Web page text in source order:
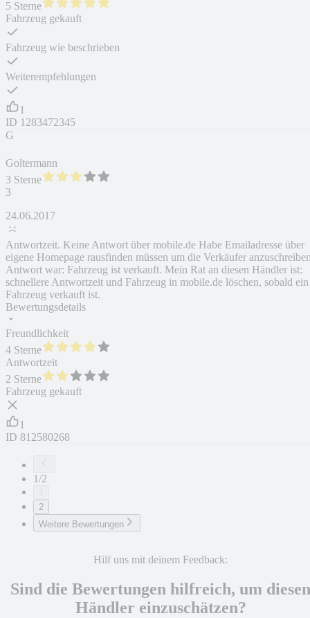
5 Sterne
Fahrzeug gekauft
Fahrzeug wie beschrieben
Weiterempfehlungen
1
ID 1283472345
G
Goltermann
3 Sterne
3
24.06.2017
Antwortzeit. Keine Antwort über mobile.de Habe Emailadresse über
eigene Homepage rausfinden müssen um die Verkäufer
Antwort war: Fahrzeug ist verkauft. Mein Rat an diesen Händler ist:
schnellere Antwortzeit und Fahrzeug in mobile.de löschen, sobald ein
Fahrzeug verkauft ist.
Bewertungsdetails
Freundlichkeit
4 Sterne
Antwortzeit
2 Sterne
Fahrzeug gekauft
1
ID 812580268
1/2
2
Weitere Bewertungen
Hilf uns mit deinem Feedback:
Sind die Bewertungen hilfreich, um diesen
Händler einzuschätzen?